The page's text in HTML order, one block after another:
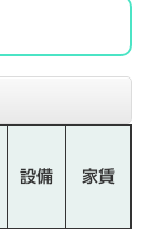
設備 家賃